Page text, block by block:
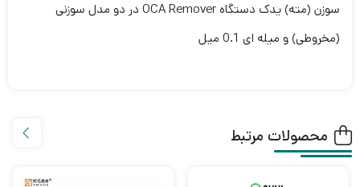
سوزن (مته) یدک دستگاه OCA Remover در دو مدل سوزنی
(مخروطی) و میله ای 0.1 میل
محصولات مرتبط